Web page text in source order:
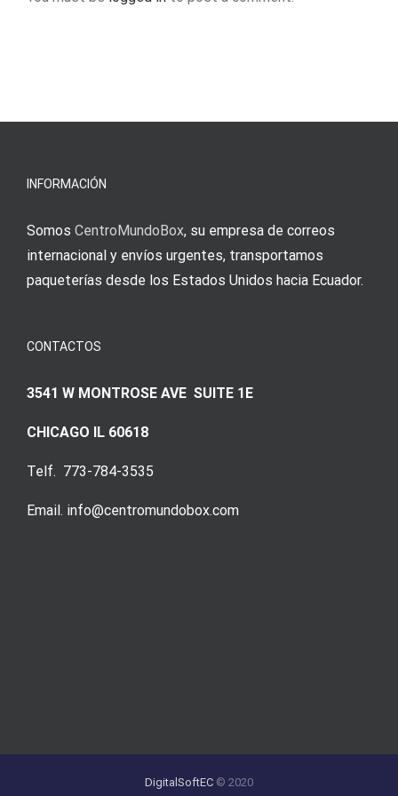
INFORMACIÓN
Somos CentroMundoBox, su empresa de correos
internacional y envíos urgentes, transportamos
paqueterías desde los Estados Unidos hacia Ecuador.
CONTACTOS
3541 W MONTROSE AVE SUITE 1E
CHICAGO IL 60618
Telf. 773-784-3535
Email. info@centromundobox.com
DigitalSoftEC © 2020